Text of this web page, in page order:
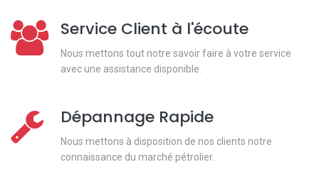
Service Client à l'écoute
Nous mettons tout notre savoir faire à votre service
avec une assistance disponible.
Dépannage Rapide
Nous mettons à disposition de nos clients notre
connaissance du marché pétrolier.